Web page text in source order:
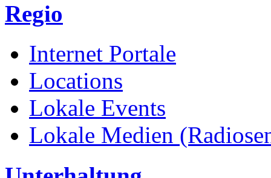
Regio
Internet Portale
Locations
Lokale Events
Lokale Medien